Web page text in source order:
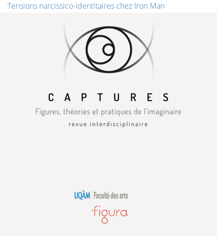
Tensions narcissico-identitaires chez Iron Man